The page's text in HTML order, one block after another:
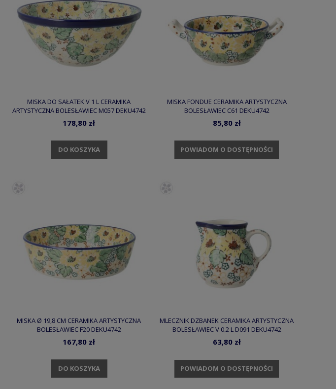
MISKA DO SAŁATEK V 1 L CERAMIKA
ARTYSTYCZNA BOLESŁAWIEC M057 DEKU4742
178,80 zł
DO KOSZYKA
MISKA FONDUE CERAMIKA ARTYSTYCZNA
BOLESŁAWIEC C61 DEKU4742
85,80 zł
POWIADOM O DOSTĘPNOŚCI
MISKA Ø 19,8 CM CERAMIKA ARTYSTYCZNA
BOLESŁAWIEC F20 DEKU4742
167,80 zł
DO KOSZYKA
MLECZNIK DZBANEK CERAMIKA ARTYSTYCZNA
BOLESŁAWIEC V 0,2 L D091 DEKU4742
63,80 zł
POWIADOM O DOSTĘPNOŚCI